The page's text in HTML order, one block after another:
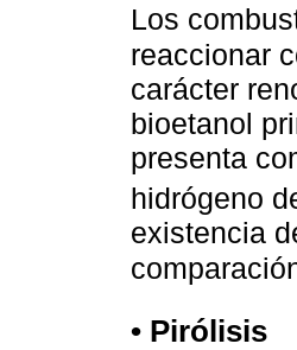
Los
reaccionar
carácter
bioetanol
presenta
hidrógeno
existencia
• Pirólisis